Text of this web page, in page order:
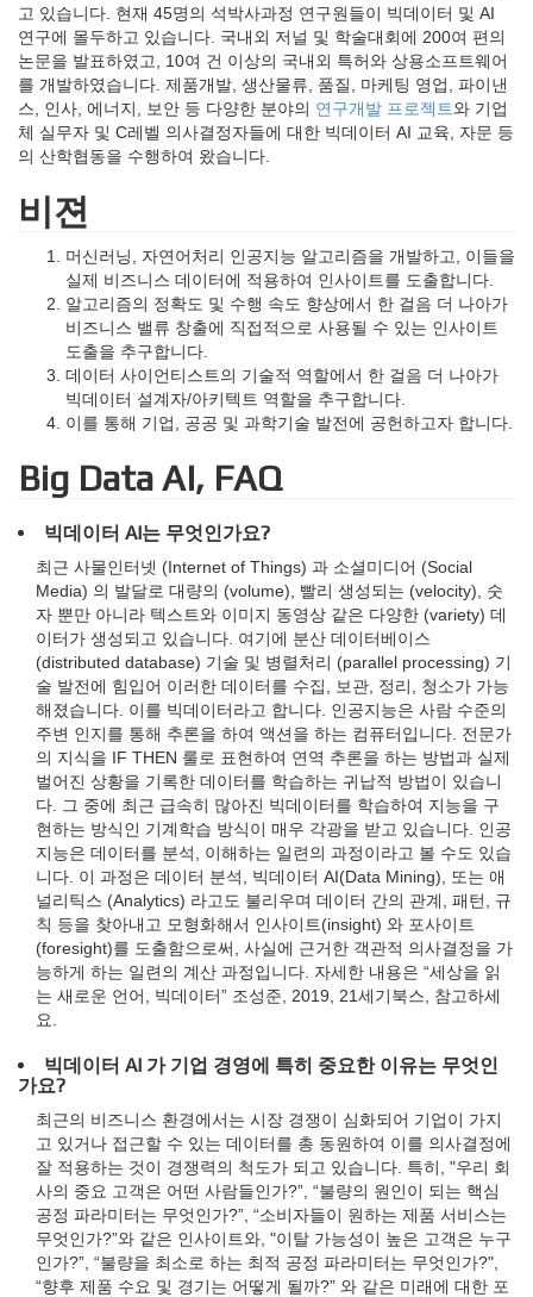
고 있습니다. 현재 45명의 석박사과정 연구원들이 빅데이터 및 AI
연구에 몰두하고 있습니다. 국내외 저널 및 학술대회에 200여 편의
논문을 발표하였고, 10여 건 이상의 국내외 특허와 상용소프트웨어
를 개발하였습니다. 제품개발, 생산물류, 품질, 마케팅 영업, 파이낸
스, 인사, 에너지, 보안 등 다양한 분야의 연구개발 프로젝트와 기업
체 실무자 및 C레벨 의사결정자들에 대한 빅데이터 AI 교육, 자문 등
의 산학협동을 수행하여 왔습니다.
비젼
머신러닝, 자연어처리 인공지능 알고리즘을 개발하고, 이들을
실제 비즈니스 데이터에 적용하여 인사이트를 도출합니다.
알고리즘의 정확도 및 수행 속도 향상에서 한 걸음 더 나아가
비즈니스 밸류 창출에 직접적으로 사용될 수 있는 인사이트
도출을 추구합니다.
데이터 사이언티스트의 기술적 역할에서 한 걸음 더 나아가
빅데이터 설계자/아키텍트 역할을 추구합니다.
이를 통해 기업, 공공 및 과학기술 발전에 공헌하고자 합니다.
Big Data AI, FAQ
빅데이터 AI는 무엇인가요?
최근 사물인터넷 (Internet of Things) 과 소셜미디어 (Social
Media) 의 발달로 대량의 (volume), 빨리 생성되는 (velocity), 숫
자 뿐만 아니라 텍스트와 이미지 동영상 같은 다양한 (variety) 데
이터가 생성되고 있습니다. 여기에 분산 데이터베이스
(distributed database) 기술 및 병렬처리 (parallel processing) 기
술 발전에 힘입어 이러한 데이터를 수집, 보관, 정리, 청소가 가능
해졌습니다. 이를 빅데이터라고 합니다. 인공지능은 사람 수준의
주변 인지를 통해 추론을 하여 액션을 하는 컴퓨터입니다. 전문가
의 지식을 IF THEN 룰로 표현하여 연역 추론을 하는 방법과 실제
벌어진 상황을 기록한 데이터를 학습하는 귀납적 방법이 있습니
다. 그 중에 최근 급속히 많아진 빅데이터를 학습하여 지능을 구
현하는 방식인 기계학습 방식이 매우 각광을 받고 있습니다. 인공
지능은 데이터를 분석, 이해하는 일련의 과정이라고 볼 수도 있습
니다. 이 과정은 데이터 분석, 빅데이터 AI(Data Mining), 또는 애
널리틱스 (Analytics) 라고도 불리우며 데이터 간의 관계, 패턴, 규
칙 등을 찾아내고 모형화해서 인사이트(insight) 와 포사이트
(foresight)를 도출함으로써, 사실에 근거한 객관적 의사결정을 가
능하게 하는 일련의 계산 과정입니다. 자세한 내용은 “세상을 읽
는 새로운 언어, 빅데이터” 조성준, 2019, 21세기북스, 참고하세
요.
빅데이터 AI 가 기업 경영에 특히 중요한 이유는 무엇인
가요?
최근의 비즈니스 환경에서는 시장 경쟁이 심화되어 기업이 가지
고 있거나 접근할 수 있는 데이터를 총 동원하여 이를 의사결정에
잘 적용하는 것이 경쟁력의 척도가 되고 있습니다. 특히, "우리 회
사의 중요 고객은 어떤 사람들인가?”, “불량의 원인이 되는 핵심
공정 파라미터는 무엇인가?”, “소비자들이 원하는 제품 서비스는
무엇인가?”와 같은 인사이트와, "이탈 가능성이 높은 고객은 누구
인가?”, “불량을 최소로 하는 최적 공정 파라미터는 무엇인가?",
“향후 제품 수요 및 경기는 어떻게 될까?” 와 같은 미래에 대한 포